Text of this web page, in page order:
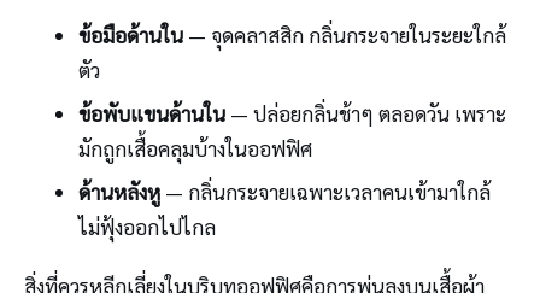
ข้อมือด้านใน— จุดคลาสสิก กลิ่นกระจายในระยะใกล้
ตัว
ข้อพับแขนด้านใน— ปล่อยกลิ่นช้าๆ ตลอดวัน เพราะ
มักถูกเสื้อคลุมบ้างในออฟฟิศ
ด้านหลังหู— กลิ่นกระจายเฉพาะเวลาคนเข้ามาใกล้
ไม่ฟุ้งออกไปไกล
สิ่งที่ควรหลีกเลี่ยงในบริบทออฟฟิศคือการพ่นลงบนเสื้อผ้า